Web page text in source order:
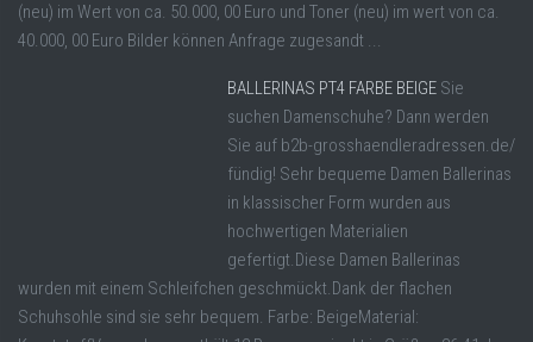
(neu) im Wert von ca. 50.000, 00 Euro und Toner (neu) im wert von ca.
40.000, 00 Euro Bilder können Anfrage zugesandt ...
BALLERINAS PT4 FARBE BEIGE Sie
suchen Damenschuhe? Dann werden
Sie auf b2b-grosshaendleradressen.de/
fündig! Sehr bequeme Damen Ballerinas
in klassischer Form wurden aus
hochwertigen Materialien
gefertigt.Diese Damen Ballerinas
wurden mit einem Schleifchen geschmückt.Dank der flachen
Schuhsohle sind sie sehr bequem. Farbe: BeigeMaterial: